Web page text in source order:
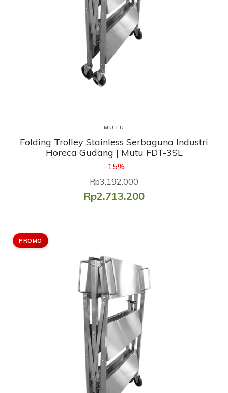
Lihat Produk
MUTU
Folding Trolley Stainless Serbaguna Industri
Horeca Gudang | Mutu FDT-3SL
-15%
Rp3.192.000
Rp2.713.200
PROMO